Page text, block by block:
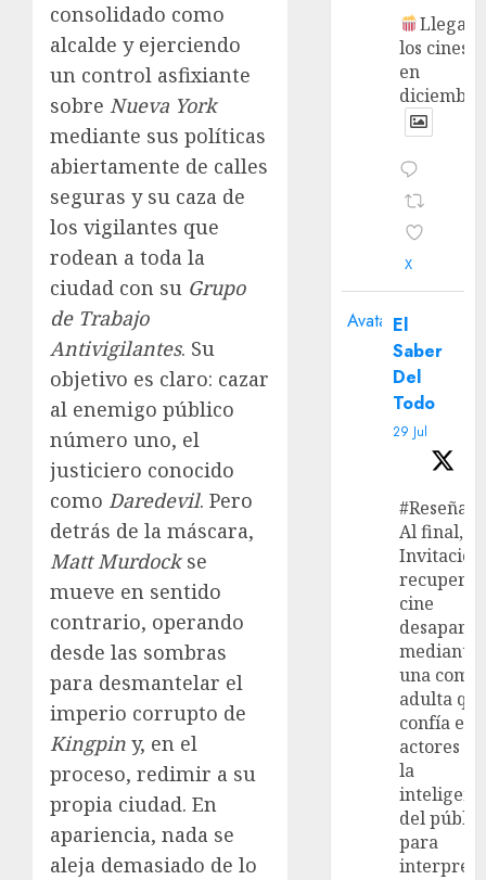
consolidado como
alcalde y ejerciendo
un control asfixiante
sobre Nueva York
mediante sus políticas
abiertamente de calles
seguras y su caza de
los vigilantes que
rodean a toda la
ciudad con su Grupo
de Trabajo
Antivigilantes. Su
objetivo es claro: cazar
al enemigo público
número uno, el
justiciero conocido
como Daredevil. Pero
detrás de la máscara,
Matt Murdockse
mueve en sentido
contrario, operando
desde las sombras
para desmantelar el
imperio corrupto de
Kingpin y, en el
proceso, redimir a su
propia ciudad. En
apariencia, nada se
aleja demasiado de lo
Llega a
los cines
en
X
Avatar El
Saber
Del
Todo
29 Jul
#Reseña
Al final,
recupera
cine
mediante
una
adulta
confía en
actores y
la
del
para